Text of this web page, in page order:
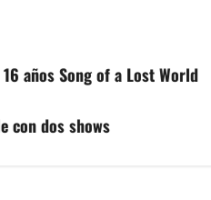
años Song of a Lost World
con dos shows